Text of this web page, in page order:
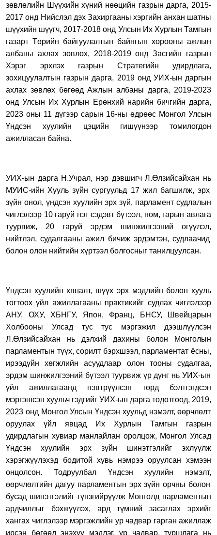
зөвлөлийн Шүүхийн хүний нөөцийн газрын дарга, 2015-
2017 онд Нийслэл дэх Захиргааны хэргийн анхан шатны
шүүхийн шүүгч, 2017-2018 онд Улсын Их Хурлын Тамгын
газарт Төрийн байгуулалтын байнгын хорооны ажлын
албаны ахлах зөвлөх, 2018-2019 онд Засгийн газрын
Хэрэг эрхлэх газрын Стратегийн удирдлага,
зохицуулалтын газрын дарга, 2019онд УИХ-ын даргын
ахлах зөвлөх бөгөөд Ажлын албаны дарга, 2019-2023
ондУлсын Их Хурлын Ерөнхий нарийн бичгийн дарга,
2023 оны 11 дүгээр сарын 16-ны өдрөөс Монгол Улсын
Үндсэн хуулийн цэцийн гишүүнээр томилогдон
ажилласан байна.
УИХ-ын дарга Н.Учрал, нэр дэвшигч Л.Өлзийсайхан нь
МУИС-ийн Хууль зүйн сургуульд 17жил багшилж, эрх
зүйн онол, үндсэн хуулийн эрх зүй, парламент судлалын
чиглэлээр 10 гаруй нэг сэдэвт бүтээл, ном, гарын авлага
туурвиж, 20 гаруй эрдэм шинжилгээний өгүүлэл,
нийтлэл, судалгааны ажил бичиж эрдэмтэн, судлаачид
болон олон нийтийн хүртээл болгосныг танилцуулсан.
Үндсэн хуулийн хяналт, шүүх эрх мэдлийн болон хууль
тогтоох үйл ажиллагааны практикийг судлах чиглэлээр
АНУ, ОХУ, ХБНГУ, Япон, Франц, БНСУ, Швейцарын
Холбооны Улсад тус тус мэргэжил дээшлүүлсэн
Л.Өлзийсайхан нь дэлхий дахины болон
Монголын
парламентын түүх, сорилт бэрхшээл, парламентат ёсны,
ирээдүйн хөгжлийн асуудлаар олон тооны судалгаа,
эрдэм шинжилгээний бүтээл туурвиж үр дүнг нь УИХ-ын
үйл ажиллагаанд нэвтрүүлсэн төрд бэлтгэгдсэн
мэргэшсэн хуульч гэдгийг УИХ-ын дарга тодотгоод, 2019,
2023 онд Монгол Улсын Үндсэн хуульд нэмэлт, өөрчлөлт
оруулах үйл явцад Их Хурлын Тамгын газрын
удирдлагын хувиарманлайлан оролцож, Монгол Улсад
Үндсэн хуулийн эрх зүйн шинэтгэлийг эхлүүлж
хэрэгжүүлэхэд бодитой хувь нэмрээ оруулсан хэмээн
онцолсон. Тодруулбал Үндсэн хуулийн нэмэлт,
өөрчлөлтийн дагуу парламентын эрх зүйн орчны болон
бусад шинэтгэлийг гүнзгийрүүлж Монголд парламентын
ардчиллыг бэхжүүлэх, ард түмний засаглах эрхийг
хангах чиглэлээр мэргэжлийн ур чадвар гарган ажиллаж
ирсэн бөгөөд энэхүү мэдлэг, ур чадвар, туршлага нь